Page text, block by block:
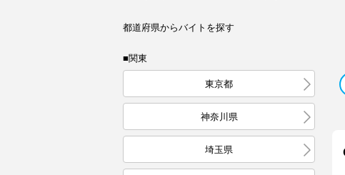
都道府県からバイトを探す
■関東
東京都
神奈川県
埼玉県